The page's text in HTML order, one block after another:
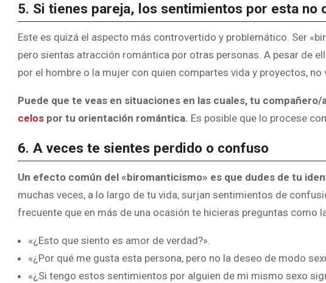
5. Si tienes pareja, los sentimientos por esta no
Este es quizá el aspecto más controvertido y problemático. Ser
pero sientas atracción romántica por otras personas. A pesar de
por el hombre o la mujer con quien compartes vida y proyectos,
Puede que te veas en situaciones en las cuales, tu
celos por tu orientación romántica. Es posible que lo procese
6. A veces te sientes perdido o confuso
Un efecto común del «biromanticismo» es que dudes de tu
muchas veces, a lo largo de tu vida, surjan sentimientos de
frecuente que en más de una ocasión te hicieras preguntas como
«¿Esto que siento es amor de verdad?».
«¿Por qué me gusta esta persona, pero no la deseo de modo
«¿Si tengo estos sentimientos por alguien de mi mismo sexo